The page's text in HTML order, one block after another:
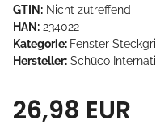
GTIN: Nicht zutreffend
HAN: 234022
Kategorie: Fenster
Hersteller: Schüco
26,98 EUR